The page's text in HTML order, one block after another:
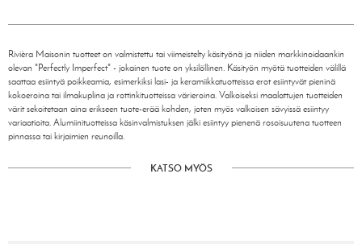
Rivièra Maisonin tuotteet on valmistettu tai viimeistelty käsityönä ja niiden markkinoidaankin
olevan "Perfectly Imperfect" - jokainen tuote on yksilöllinen. Käsityön myötä tuotteiden välillä
saattaa esiintyä poikkeamia, esimerkiksi lasi- ja keramiikkatuotteissa erot esiintyvät pieninä
kokoeroina tai ilmakuplina ja rottinkituotteissa värieroina. Valkoiseksi maalattujen tuotteiden
värit sekoitetaan aina erikseen tuote-erää kohden, joten myös valkoisen sävyissä esiintyy
variaatioita. Alumiinituotteissa käsinvalmistuksen jälki esiintyy pienenä rosoisuutena tuotteen
pinnassa tai kirjaimien reunoilla.
KATSO MYÖS